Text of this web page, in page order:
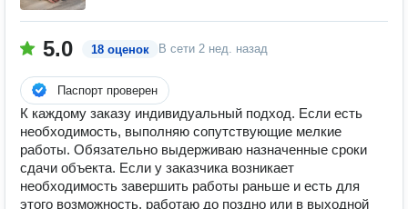
5.0 18 оценок В сети 2 нед. назад
Паспорт проверен
К каждому заказу индивидуальный подход. Если есть
необходимость, выполняю сопутствующие мелкие
работы. Обязательно выдерживаю назначенные сроки
сдачи объекта. Если у заказчика возникает
необходимость завершить работы раньше и есть для
этого возможность, работаю до поздно или в выходной